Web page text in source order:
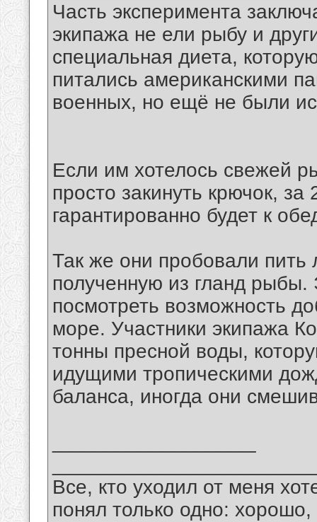
Часть эксперимента
экипажа не ели рыбу и
специальная диета,
питались американскими
военных, но ещё не были
Если им хотелось свежей
просто закинуть крючок,
гарантированно будет к
Так же они пробовали
полученную из гланд
посмотреть возможность
море. Участники экипажа
тонны пресной воды,
идущими тропическими
баланса, иногда они
Все, кто уходил от меня
понял только одно: